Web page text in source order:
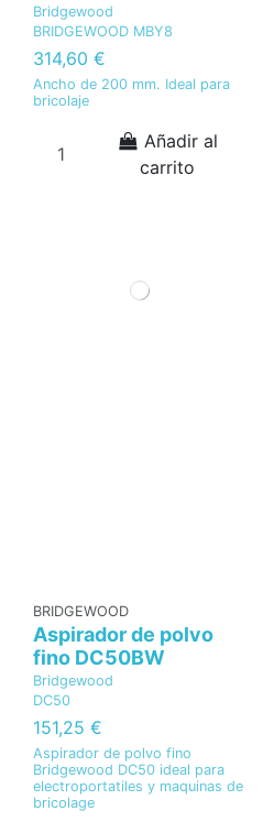
Bridgewood
BRIDGEWOOD MBY8
314,60 €
Ancho de 200 mm. Ideal para
bricolaje
Añadir al
carrito
BRIDGEWOOD
Aspirador de polvo
fino DC50BW
Bridgewood
DC50
151,25 €
Aspirador de polvo fino
Bridgewood DC50 ideal para
electroportatiles y maquinas de
bricolage